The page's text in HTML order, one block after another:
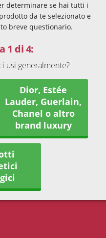
determinare se hai tutti i
da te selezionato e
breve questionario.
1 di 4:
usi generalmente?
Dior, Estée
Lauder, Guerlain,
Chanel o altro
brand luxury